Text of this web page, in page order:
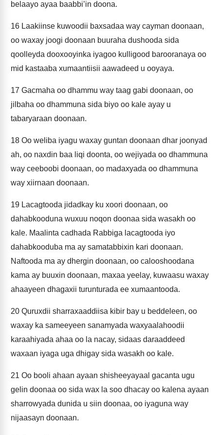
belaayo ayaa baabbi’in doona.
16 Laakiinse kuwoodii baxsadaa way cayman doonaan,
oo waxay joogi doonaan buuraha dushooda sida
qoolleyda dooxooyinka iyagoo kulligood barooranaya oo
mid kastaaba xumaantiisii aawadeed u ooyaya.
17 Gacmaha oo dhammu way taag gabi doonaan, oo
jilbaha oo dhammuna sida biyo oo kale ayay u
tabaryaraan doonaan.
18 Oo weliba iyagu waxay guntan doonaan dhar joonyad
ah, oo naxdin baa liqi doonta, oo wejiyada oo dhammuna
way ceeboobi doonaan, oo madaxyada oo dhammuna
way xiirnaan doonaan.
19 Lacagtooda jidadkay ku xoori doonaan, oo
dahabkooduna wuxuu noqon doonaa sida wasakh oo
kale. Maalinta cadhada Rabbiga lacagtooda iyo
dahabkooduba ma ay samatabbixin kari doonaan.
Naftooda ma ay dhergin doonaan, oo calooshoodana
kama ay buuxin doonaan, maxaa yeelay, kuwaasu waxay
ahaayeen dhagaxii turunturada ee xumaantooda.
20 Quruxdii sharraxaaddiisa kibir bay u beddeleen, oo
waxay ka sameeyeen sanamyada waxyaalahoodii
karaahiyada ahaa oo la nacay, sidaas daraaddeed
waxaan iyaga uga dhigay sida wasakh oo kale.
21 Oo booli ahaan ayaan shisheeyayaal gacanta ugu
gelin doonaa oo sida wax la soo dhacay oo kalena ayaan
sharrowyada dunida u siin doonaa, oo iyaguna way
nijaasayn doonaan.